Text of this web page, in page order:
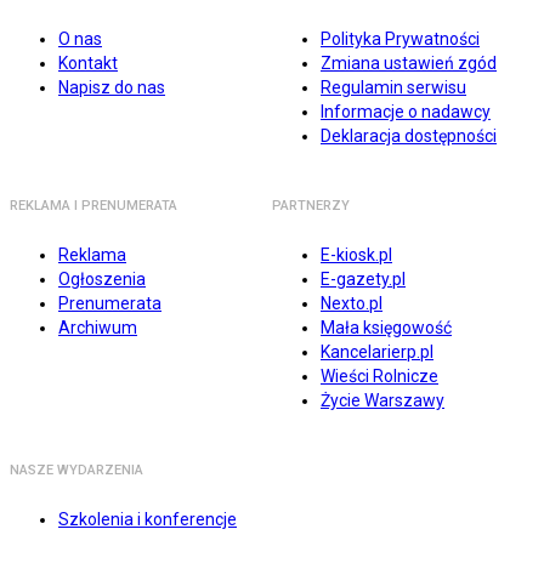
O nas
Kontakt
Napisz do nas
Polityka Prywatności
Zmiana ustawień zgód
Regulamin serwisu
Informacje o nadawcy
Deklaracja dostępności
REKLAMA I PRENUMERATA
Reklama
Ogłoszenia
Prenumerata
Archiwum
PARTNERZY
E-kiosk.pl
E-gazety.pl
Nexto.pl
Mała księgowość
Kancelarierp.pl
Wieści Rolnicze
Życie Warszawy
NASZE WYDARZENIA
Szkolenia i konferencje